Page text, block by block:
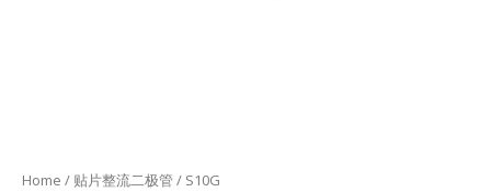
Home / 贴片整流二极管 / S10G